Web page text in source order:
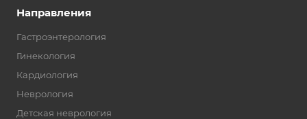
Направления
Гастроэнтерология
Гинекология
Кардиология
Неврология
Детская неврология